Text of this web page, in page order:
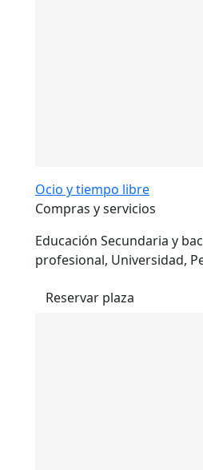
Ocio y tiempo libre
Compras y servicios
Educación Secundaria y
profesional, Universidad,
Reservar plaza